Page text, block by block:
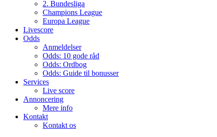
2. Bundesliga
Champions League
Europa League
Livescore
Odds
Anmeldelser
Odds: 10 gode råd
Odds: Ordbog
Odds: Guide til bonusser
Services
Live score
Annoncering
Mere info
Kontakt
Kontakt os